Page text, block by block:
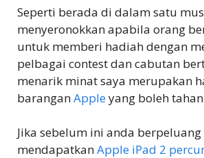
Seperti berada di dalam satu
menyeronokkan apabila orang
untuk memberi hadiah dengan
pelbagai contest dan cabutan
menarik minat saya merupakan
baranganAppleyang boleh
Jika sebelum ini anda
mendapatkanApple iPad 2